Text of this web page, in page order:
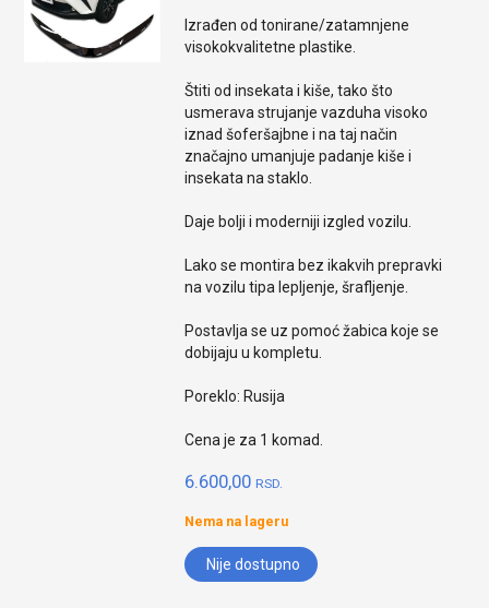
Izrađen od tonirane/zatamnjene
visokokvalitetne plastike.
Štiti od insekata i kiše, tako što
usmerava strujanje vazduha visoko
iznad šoferšajbne i na taj način
značajno umanjuje padanje kiše i
insekata na staklo.
Daje bolji i moderniji izgled vozilu.
Lako se montira bez ikakvih prepravki
na vozilu tipa lepljenje, šrafljenje.
Postavlja se uz pomoć žabica koje se
dobijaju u kompletu.
Poreklo: Rusija
Cena je za 1 komad.
6.600,00 RSD.
Nema na lageru
Nije dostupno